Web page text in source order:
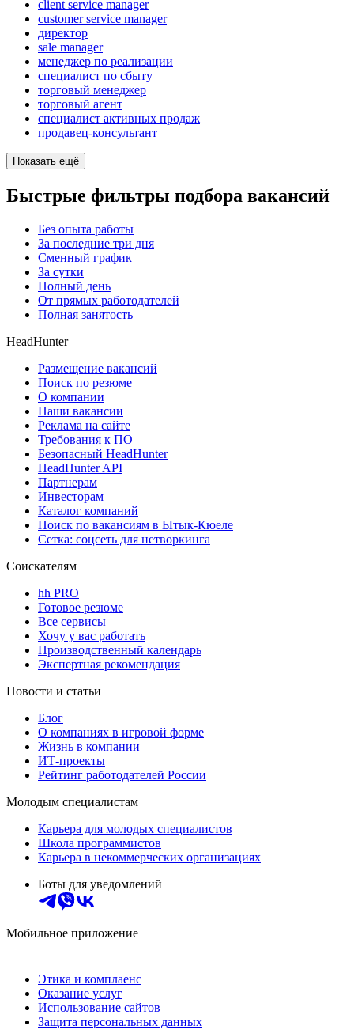
client service manager
customer service manager
директор
sale manager
менеджер по реализации
специалист по сбыту
торговый менеджер
торговый агент
специалист активных продаж
продавец-консультант
Показать ещё
Быстрые фильтры подбора вакансий
Без опыта работы
За последние три дня
Сменный график
За сутки
Полный день
От прямых работодателей
Полная занятость
HeadHunter
Размещение вакансий
Поиск по резюме
О компании
Наши вакансии
Реклама на сайте
Требования к ПО
Безопасный HeadHunter
HeadHunter API
Партнерам
Инвесторам
Каталог компаний
Поиск по вакансиям в Ытык-Кюеле
Сетка: соцсеть для нетворкинга
Соискателям
hh PRO
Готовое резюме
Все сервисы
Хочу у вас работать
Производственный календарь
Экспертная рекомендация
Новости и статьи
Блог
О компаниях в игровой форме
Жизнь в компании
ИТ-проекты
Рейтинг работодателей России
Молодым специалистам
Карьера для молодых специалистов
Школа программистов
Карьера в некоммерческих организациях
Боты для уведомлений
Мобильное приложение
Этика и комплаенс
Оказание услуг
Использование сайтов
Защита персональных данных